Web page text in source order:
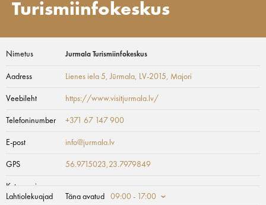
Turismiinfokeskus
Nimetus Jurmala Turismiinfokeskus
Aadress Lienes iela 5, Jūrmala, LV-2015, Majori
Veebileht https://www.visitjurmala.lv/
Telefoninumber +371 67 147 900
E-post info@jurmala.lv
GPS 56.9715023,23.7979849
Kategooria
Lahtiolekuajad
Täna avatud 09:00 - 17:00